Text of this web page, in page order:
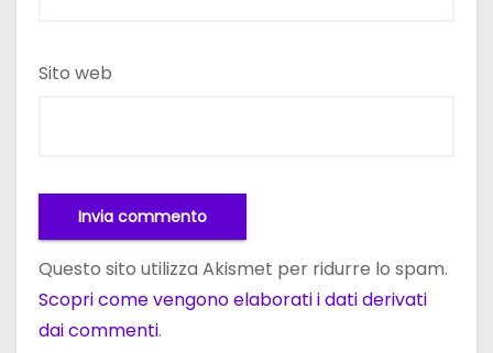
Sito web
Questo sito utilizza Akismet per ridurre lo spam.
Scopri come vengono elaborati i dati derivati
dai commenti.